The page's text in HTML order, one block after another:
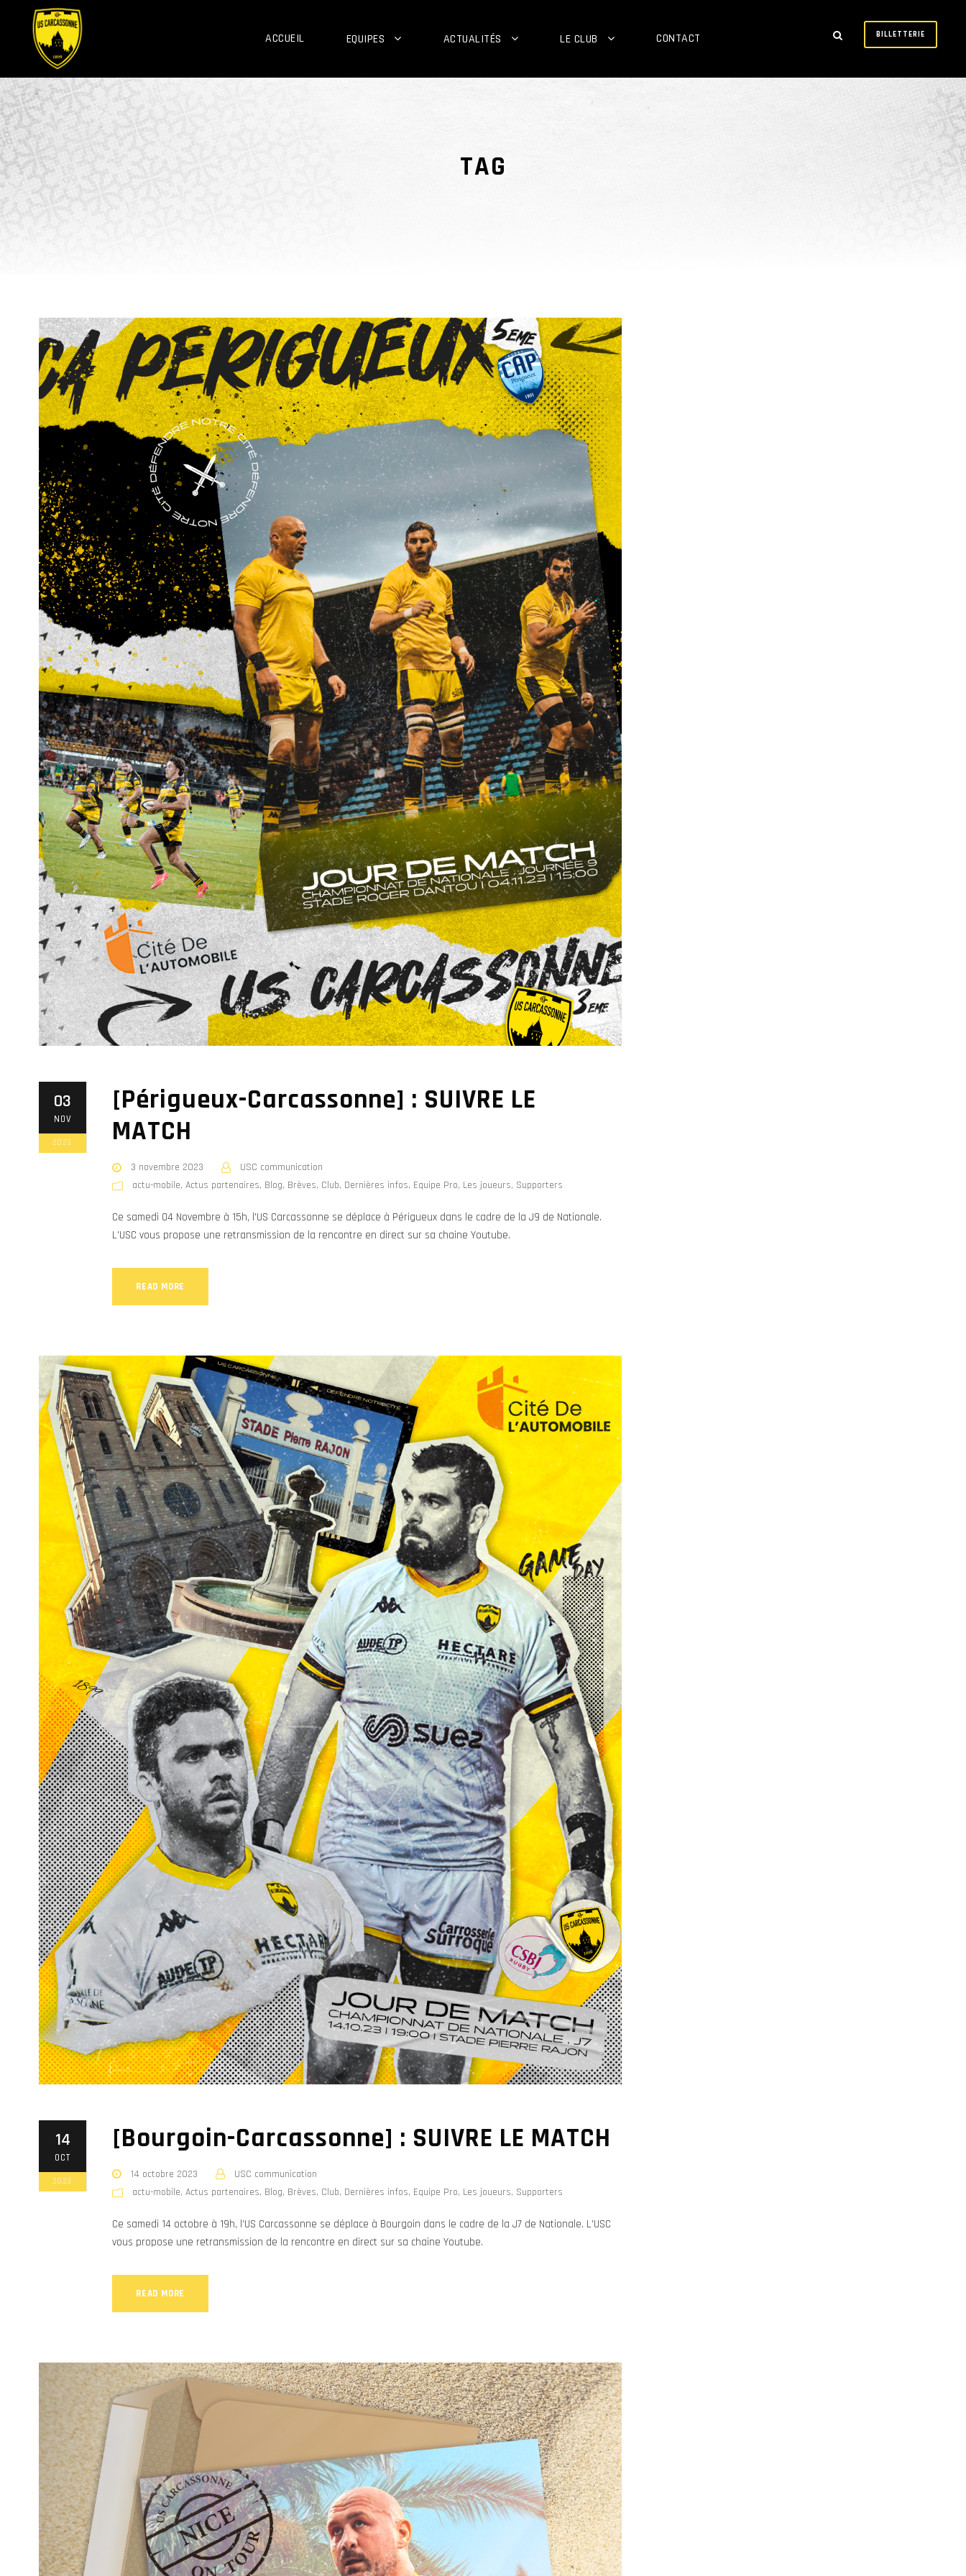
ACCUEIL EQUIPES ACTUALITÉS LE CLUB CONTACT BILLETTERIE
TAG
03
NOV
2023
[Périgueux-Carcassonne] : SUIVRE LE
MATCH
3 novembre 2023
USC communication
actu-mobile, Actus partenaires, Blog, Brèves, Club, Dernières infos, Equipe Pro, Les joueurs, Supporters
Ce samedi 04 Novembre à 15h, l'US Carcassonne se déplace à Périgueux dans le cadre de la J9 de Nationale.
L'USC vous propose une retransmission de la rencontre en direct sur sa chaine Youtube.
READ MORE
14
OCT
2023
[Bourgoin-Carcassonne] : SUIVRE LE MATCH
14 octobre 2023
USC communication
actu-mobile, Actus partenaires, Blog, Brèves, Club, Dernières infos, Equipe Pro, Les joueurs, Supporters
Ce samedi 14 octobre à 19h, l'US Carcassonne se déplace à Bourgoin dans le cadre de la J7 de Nationale. L'USC
vous propose une retransmission de la rencontre en direct sur sa chaine Youtube.
READ MORE